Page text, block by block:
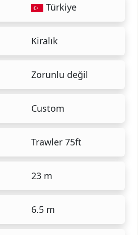
Türkiye
Kiralık
Zorunlu değil
Custom
Trawler 75ft
23 m
6.5 m